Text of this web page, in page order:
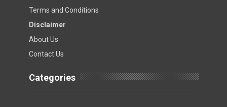
Terms and Conditions
Disclaimer
About Us
Contact Us
Categories